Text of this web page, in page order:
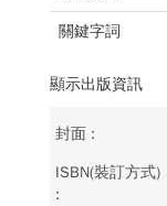
關鍵字詞
顯示出版資訊